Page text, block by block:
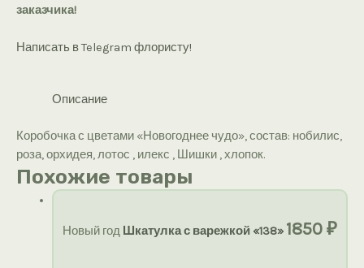
заказчика!
Написать в Telegram флористу!
Описание
Коробочка с цветами «Новогоднее чудо», состав: нобилис,
роза, орхидея, лотос , илекс , Шишки , хлопок.
Похожие товары
Новый год Шкатулка с варежкой «138» 1850₽